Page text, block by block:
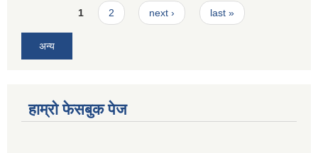
Pages1 2 next › last »
अन्य
हाम्रो फेसबुक पेज